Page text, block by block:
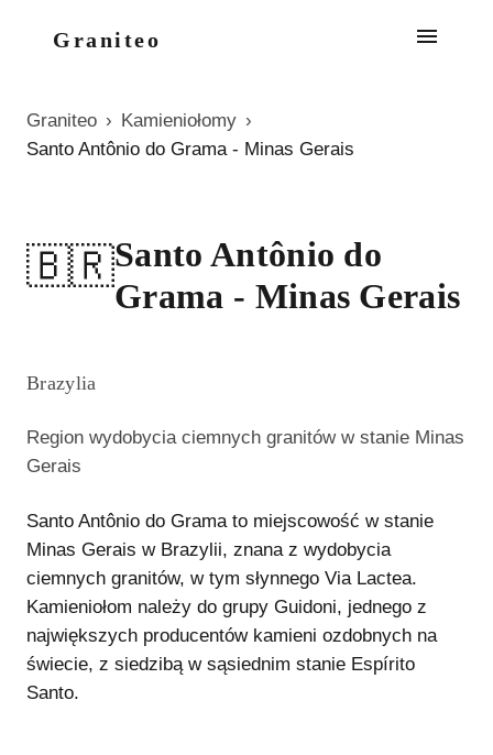
Graniteo
Graniteo › Kamieniołomy ›
Santo Antônio do Grama - Minas Gerais
🇧🇷Santo Antônio do
Grama - Minas Gerais
Brazylia
Region wydobycia ciemnych granitów w stanie Minas
Gerais
Santo Antônio do Grama to miejscowość w stanie
Minas Gerais w Brazylii, znana z wydobycia
ciemnych granitów, w tym słynnego Via Lactea.
Kamieniołom należy do grupy Guidoni, jednego z
największych producentów kamieni ozdobnych na
świecie, z siedzibą w sąsiednim stanie Espírito
Santo.